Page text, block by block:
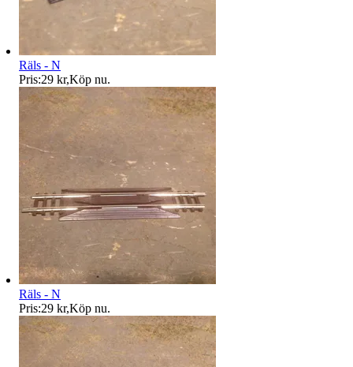
Räls - N
Pris:29 kr,Köp nu.
Räls - N
Pris:29 kr,Köp nu.